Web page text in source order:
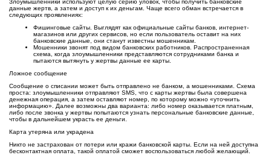
Злоумышленники используют целую серию уловок, чтобы получить банковские
данные жертв, а затем и доступ к их деньгам. Чаще всего обман встречается в
следующих проявлениях:
Фишинговые сайты. Выглядят как официальные сайты банков, интернет-
магазинов или других сервисов, но если пользователь оставит на них
банковские данные, они станут известны мошенникам.
Мошенники звонят под видом банковских работников. Распространенная
схема, когда злоумышленники представляются сотрудниками банка и
пытаются вытянуть у жертвы данные ее карты.
Ложное сообщение
Сообщение о списании может быть отправлено не банком, а мошенниками. Схема
проста: злоумышленники отправляют SMS, что с карты жертвы была совершена
денежная операция, а затем оставляют номер, по которому можно «уточнить
информацию». Далее возможны два варианта: либо номер оказывается платным,
либо после звонка у жертвы попытаются узнать персональные банковские данные,
чтобы в дальнейшем украсть ее деньги.
Карта утеряна или украдена
Никто не застрахован от потери или кражи банковской карты. Если на ней доступна
бесконтактная оплата, такой оплатой сможет воспользоваться любой желающий.